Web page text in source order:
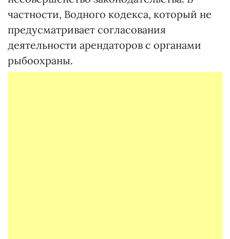
частности, Водного кодекса, который не
предусматривает согласования
деятельности арендаторов с органами
рыбоохраны.